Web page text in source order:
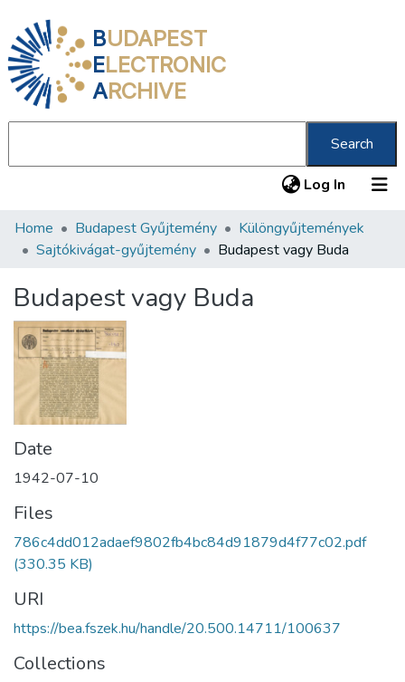
BUDAPEST
ELECTRONIC
ARCHIVE
Search
Log In (current)
Communities & Collections
Statistics
About us
Home Budapest Gyűjtemény
Különgyűjtemények
Sajtókivágat-gyűjtemény
Budapest vagy Buda
Budapest vagy Buda
Date
1942-07-10
Files
786c4dd012adaef9802fb4bc84d91879d4f77c02.pdf
(330.35 KB)
URI
https://bea.fszek.hu/handle/20.500.14711/100637
Collections